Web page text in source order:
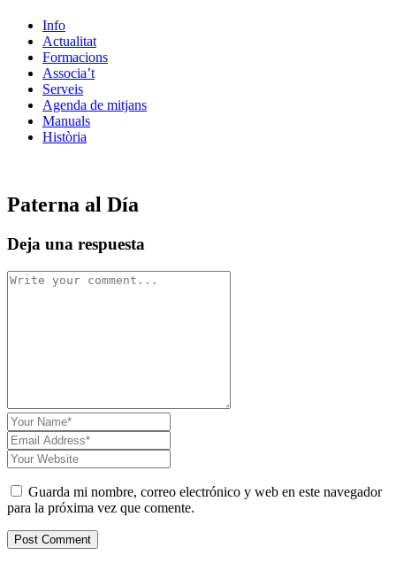
Info
Actualitat
Formacions
Associa’t
Serveis
Agenda de mitjans
Manuals
Història
Paterna al Día
Deja una respuesta
Guarda mi nombre, correo electrónico y web en este navegador
para la próxima vez que comente.
Post Comment